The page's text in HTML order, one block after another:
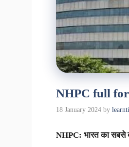
NHPC full
18 January 2024 by
NHPC: भारत का सबसे